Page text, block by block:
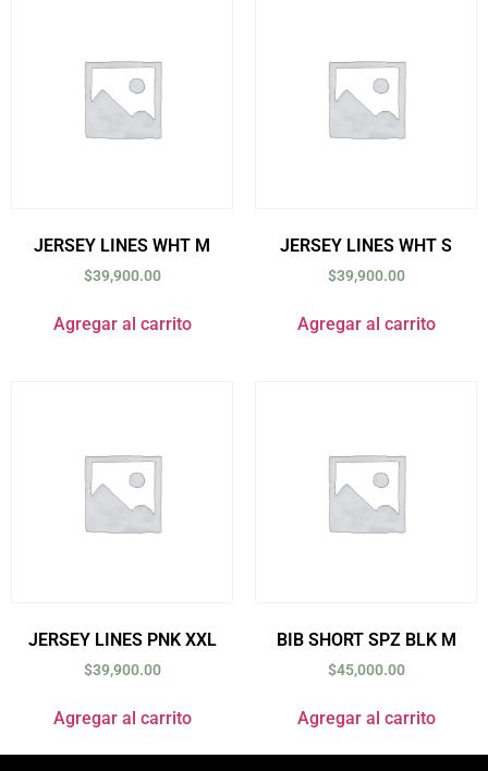
JERSEY LINES WHT M
$39,900.00
Agregar al carrito
JERSEY LINES WHT S
$39,900.00
Agregar al carrito
JERSEY LINES PNK XXL
$39,900.00
Agregar al carrito
BIB SHORT SPZ BLK M
$45,000.00
Agregar al carrito